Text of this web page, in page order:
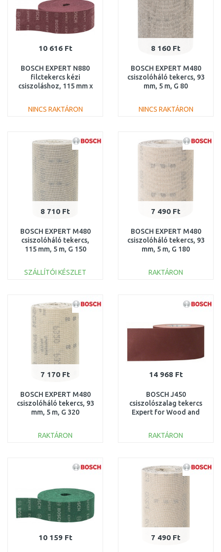
10 616 Ft
BOSCH EXPERT N880
filctekercs kézi
csiszoláshoz, 115 mm x
2608901230
NINCS RAKTÁRON
Összehasonlítás
8 160 Ft
BOSCH EXPERT M480
csiszolóháló tekercs, 93
mm, 5 m, G 80
NINCS RAKTÁRON
Összehasonlítás
8 710 Ft
BOSCH EXPERT M480
csiszolóháló tekercs,
115 mm, 5 m, G 150
SZÁLLÍTÓI KÉSZLET
Összehasonlítás
7 490 Ft
BOSCH EXPERT M480
csiszolóháló tekercs, 93
mm, 5 m, G 180
RAKTÁRON
Összehasonlítás
7 170 Ft
BOSCH EXPERT M480
csiszolóháló tekercs, 93
mm, 5 m, G 320
RAKTÁRON
Összehasonlítás
14 968 Ft
BOSCH J450
csiszolószalag tekercs
Expert for Wood and
G320 260862149
RAKTÁRON
Összehasonlítás
10 159 Ft 7 490 Ft